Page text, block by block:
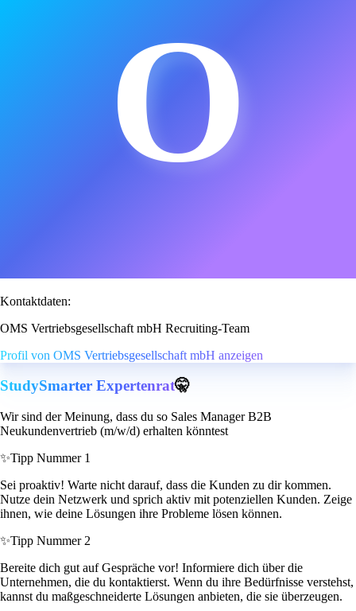
O
Kontaktdaten:
OMS Vertriebsgesellschaft mbH Recruiting-Team
Profil von OMS Vertriebsgesellschaft mbH anzeigen
StudySmarter Expertenrat🤫
Wir sind der Meinung, dass du so Sales Manager B2B
Neukundenvertrieb (m/w/d) erhalten könntest
✨Tipp Nummer 1
Sei proaktiv! Warte nicht darauf, dass die Kunden zu dir kommen.
Nutze dein Netzwerk und sprich aktiv mit potenziellen Kunden. Zeige
ihnen, wie deine Lösungen ihre Probleme lösen können.
✨Tipp Nummer 2
Bereite dich gut auf Gespräche vor! Informiere dich über die
Unternehmen, die du kontaktierst. Wenn du ihre Bedürfnisse verstehst,
kannst du maßgeschneiderte Lösungen anbieten, die sie überzeugen.